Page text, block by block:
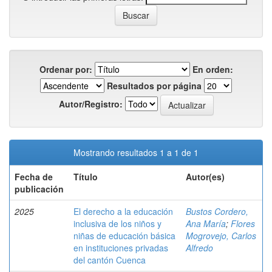
Ordenar por:
En orden:
Resultados por página
Autor/Registro:
Mostrando resultados 1 a 1 de 1
Fecha de
publicación
Título Autor(es)
2025
El derecho a la educación
inclusiva de los niños y
niñas de educación básica
en instituciones privadas
del cantón Cuenca
Bustos Cordero,
Ana María; Flores
Mogrovejo, Carlos
Alfredo